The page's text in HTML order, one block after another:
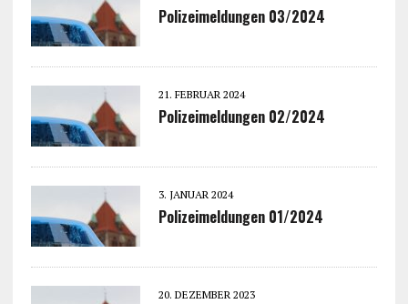
Polizeimeldungen 03/2024
21. FEBRUAR 2024
Polizeimeldungen 02/2024
3. JANUAR 2024
Polizeimeldungen 01/2024
20. DEZEMBER 2023